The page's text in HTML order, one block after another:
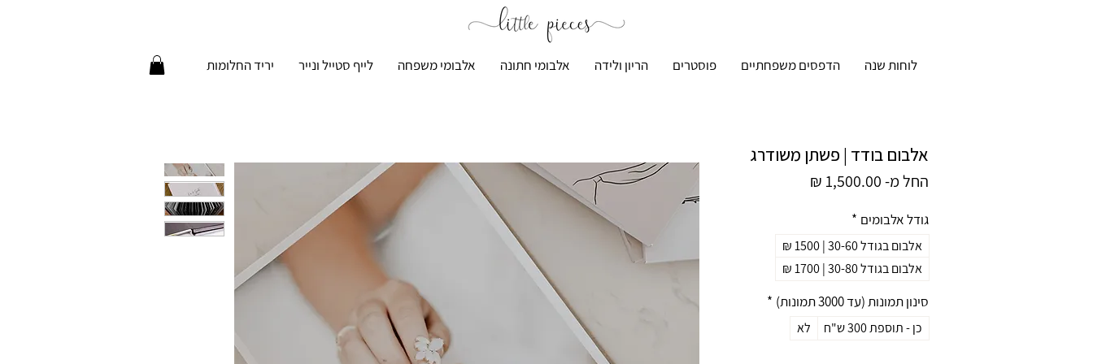
לוחות שנה הדפסים משפחתיים פוסטרים הריון ולידה אלבומי חתונה אלבומי משפחה לייף סטייל ונייר יריד החלומות
אלבום בודד | פשתן משודרג
החל מ-1,500.00 ₪
גודל אלבומים *
אלבום בגודל 30-60 | 1500 ₪
אלבום בגודל 30-80 | 1700 ₪
סינון תמונות (עד 3000 תמונות) *
כן - תוספת 300 ש"ח לא